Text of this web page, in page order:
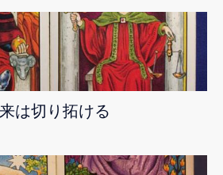
は切り拓ける